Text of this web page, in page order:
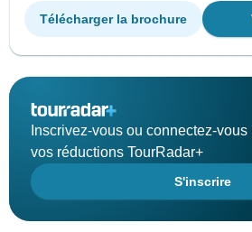
Télécharger la brochure
Inscrivez-vous ou connectez-
vos réductions TourRadar+
S'inscrire